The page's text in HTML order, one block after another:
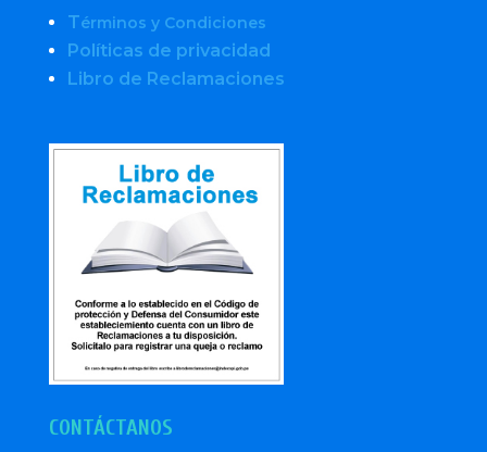
Términos y Condiciones
Políticas de privacidad
Libro de Reclamaciones
CONTÁCTANOS